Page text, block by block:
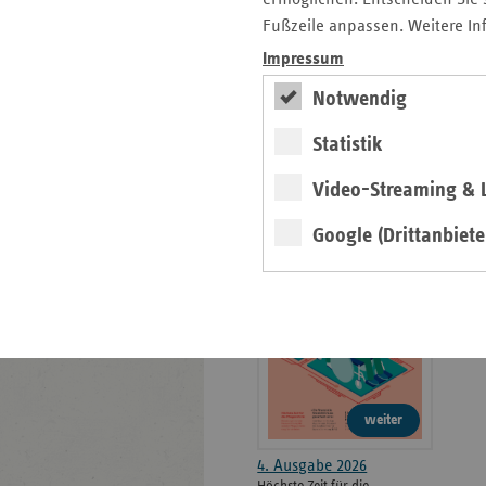
Fußzeile anpassen. Weitere
Impressum
Notwendig
Statistik
Video-Streaming &
Google
Informationen
Kontakt und Anfahrt
Der vdek
Karriere
ersatzkasse magazin.
ePaper
weiter
4. Ausgabe 2026